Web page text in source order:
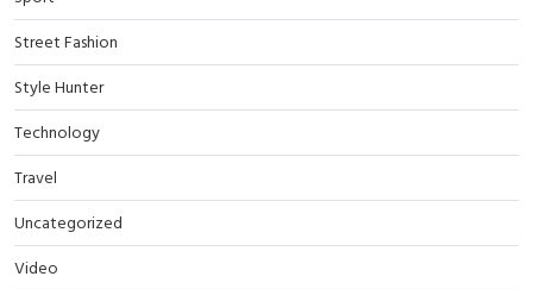
Street Fashion
Style Hunter
Technology
Travel
Uncategorized
Video